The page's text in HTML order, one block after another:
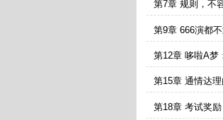
第7章 规则，不
第9章 666演都
第12章 哆啦A梦
第15章 通情达
第18章 考试奖